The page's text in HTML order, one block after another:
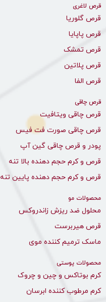
قرص لاغری
قرص گلوریا
قرص پاپایا
قرص تمشک
قرص پلاتین
قرص الفا
قرص چاقی
قرص چاقی ویتافیت
قرص چاقی صورت فت فیس
پودر و قرص چاقی گین آپ
قرص و کرم حجم دهنده بالا تنه
قرص و کرم حجم دهنده پایین تنه
محصولات مو
محلول ضد ریزش زاندروکس
قرص هیربرست
ماسک ترمیم کننده موی
محصولات پوستی
کرم بوتاکس و چین و چروک
کرم مرطوب کننده ابرسان